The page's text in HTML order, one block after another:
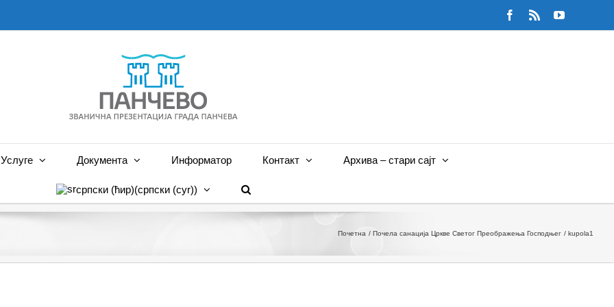
Facebook
Rss YouTube
Услуге Документа Информатор Контакт Архива – стари сајт
српски (ћир)(српски (cyr))
Почетна Почела санација Цркве Светог Преображења Господњег kupola1